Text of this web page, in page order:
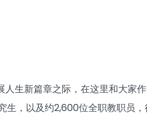
生新篇章之际，在这里和大家
，以及约2,600位全职教职员